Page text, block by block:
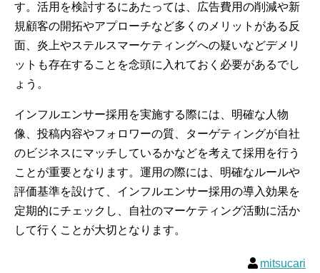
す。活用を検討するにあたっては、広告費用の削減や新
規顧客の開拓やアプローチなど多くのメリットがある反
面、炎上やステルスマーケティングへの疑いなどデメリ
ットも存在することを念頭に入れておく必要があるでし
ょう。
インフルエンサー採用を実施する際には、明確な人物
像、投稿内容やフォロワーの質、ターゲティングが自社
のビジネスにマッチしているかなどを考えて採用を行う
ことが重要となります。運用の際には、明確なルールや
評価基準を設けて、インフルエンサー採用の導入効果を
定期的にチェックし、自社のマーケティング活動に活か
して行くことが大切となります。
mitsucari